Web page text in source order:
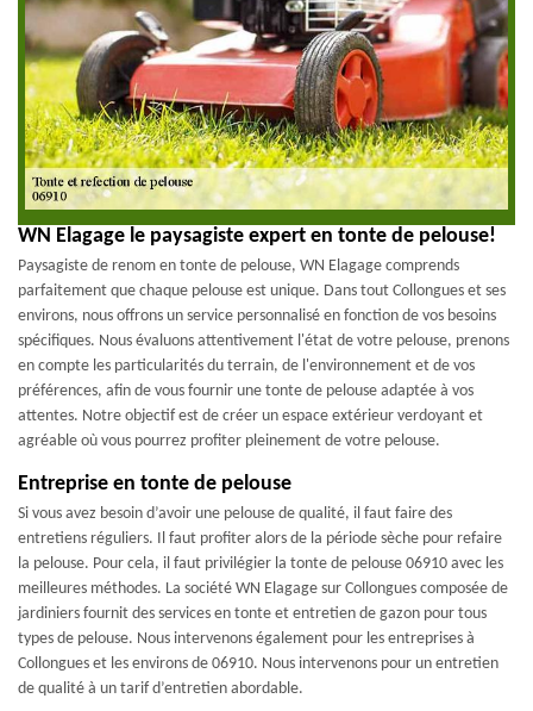
WN Elagage le paysagiste expert en tonte de pelouse!
Paysagiste de renom en tonte de pelouse, WN Elagage comprends
parfaitement que chaque pelouse est unique. Dans tout Collongues et ses
environs, nous offrons un service personnalisé en fonction de vos besoins
spécifiques. Nous évaluons attentivement l'état de votre pelouse, prenons
en compte les particularités du terrain, de l'environnement et de vos
préférences, afin de vous fournir une tonte de pelouse adaptée à vos
attentes. Notre objectif est de créer un espace extérieur verdoyant et
agréable où vous pourrez profiter pleinement de votre pelouse.
Entreprise en tonte de pelouse
Si vous avez besoin d’avoir une pelouse de qualité, il faut faire des
entretiens réguliers. Il faut profiter alors de la période sèche pour refaire
la pelouse. Pour cela, il faut privilégier la tonte de pelouse 06910 avec les
meilleures méthodes. La société WN Elagage sur Collongues composée de
jardiniers fournit des services en tonte et entretien de gazon pour tous
types de pelouse. Nous intervenons également pour les entreprises à
Collongues et les environs de 06910. Nous intervenons pour un entretien
de qualité à un tarif d’entretien abordable.